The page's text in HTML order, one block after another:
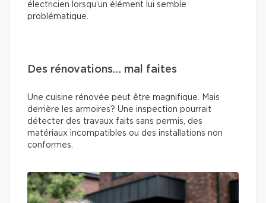
électricien lorsqu’un élément lui semble
problématique.
Des rénovations… mal faites
Une cuisine rénovée peut être magnifique. Mais
derrière les armoires? Une inspection pourrait
détecter des travaux faits sans permis, des
matériaux incompatibles ou des installations non
conformes.